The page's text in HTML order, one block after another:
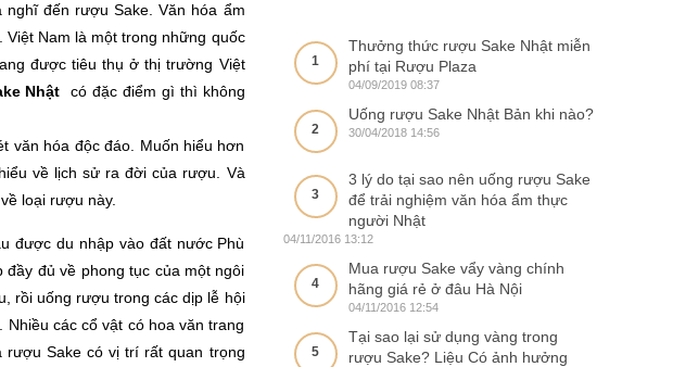
đến rượu Sake. Văn hóa ẩm
Nam là một trong những quốc
được tiêu thụ ở thị trường Việt
Nhật
có đặc điểm gì thì không
văn hóa độc đáo. Muốn hiểu hơn
về lịch sử ra đời của rượu. Và
loại rượu này.
được du nhập vào đất nước Phù
đủ về phong tục của một ngôi
rồi uống rượu trong các dịp lễ hội
các cổ vật có hoa văn trang
Sake có vị trí rất quan trọng
1
Thưởng thức rượu Sake Nhật miễn
phí tại Rượu Plaza
04/09/2019 08:37
2
Uống rượu Sake Nhật Bản khi nào?
30/04/2018 14:56
3
3 lý do tại sao nên uống rượu Sake
để trải nghiệm văn hóa ẩm thực
người Nhật
04/11/2016 13:12
4
Mua rượu Sake vẩy vàng chính
hãng giá rẻ ở đâu Hà Nội
04/11/2016 12:54
5
Tại sao lại sử dụng vàng trong
rượu Sake? Liệu Có ảnh hưởng